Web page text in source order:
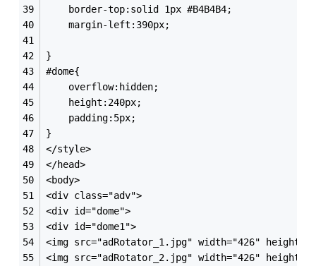
	border-top:solid 1px #B4B4B4;
	margin-left:390px;
}
#dome{
	overflow:hidden;
	height:240px;
	padding:5px;
}
</style>
</head>
<body>
<div class="adv">
<div id="dome">
<div id="dome1">
<img src="adRotator_1.jpg" width="426"
<img src="adRotator_2.jpg" width="426"